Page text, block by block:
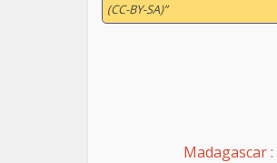
(CC-BY-SA)”
Madagascar